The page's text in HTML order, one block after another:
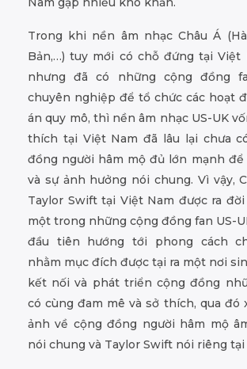
Trong khi nền âm nhạc Châu Á
Bản,…) tuy mới có chỗ đứng tại Việt
nhưng đã có những cộng đồng
chuyên nghiệp để tổ chức các hoạt
án quy mô, thì nền âm nhạc US-UK
thích tại Việt Nam đã lâu lại chưa
đồng người hâm mộ đủ lớn mạnh để
và sự ảnh hưởng nói chung. Vì vậy,
Taylor Swift tại Việt Nam được ra
một trong những cộng đồng fan US-
đầu tiên hướng tới phong cách
nhằm mục đích được tại ra một nơi
kết nối và phát triển cộng đồng
có cùng đam mê và sở thích, qua đó
ảnh về cộng đồng người hâm mộ
nói chung và Taylor Swift nói riêng tại